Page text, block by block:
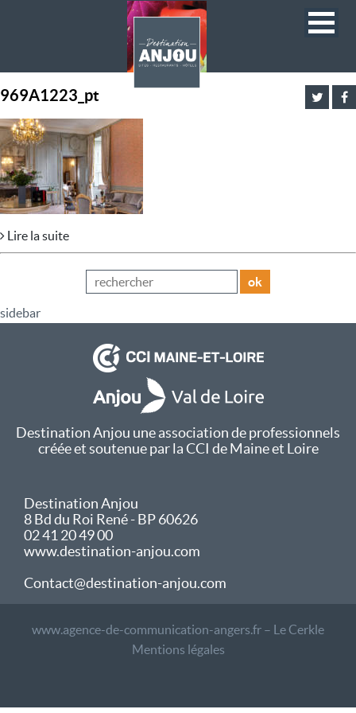
969A1223_pt
Lire la suite
ok
sidebar
Destination Anjou une association de professionnels
créée et soutenue par la CCI de Maine et Loire
Destination Anjou
8 Bd du Roi René - BP 60626
02 41 20 49 00
www.destination-anjou.com
Contact@destination-anjou.com
www.agence-de-communication-angers.fr – Le Cerkle
Mentions légales